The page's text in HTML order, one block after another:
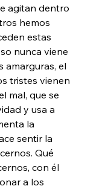
agitan dentro
hemos
estas
nunca viene
amarguras, el
tristes vienen
mal, que se
y usa a
la
sentir la
Qué
con él
a los